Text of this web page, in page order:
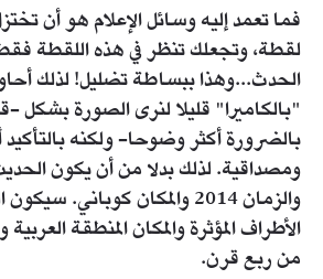
فما تعمد إليه وسائل الإعلام هو أن
لقطة، وتجعلك تنظر في هذه اللقطة
الحدث...وهذا ببساطة تضليل! لذلك
"بالكاميرا" قليلا لنرى الصورة بشكل -
بالضرورة أكثر وضوحا- ولكنه بالتأكيد
ومصداقية. لذلك بدلا من أن يكون
والزمان 2014 والمكان كوباني.
الأطراف المؤثرة والمكان المنطقة
من ربع قرن.